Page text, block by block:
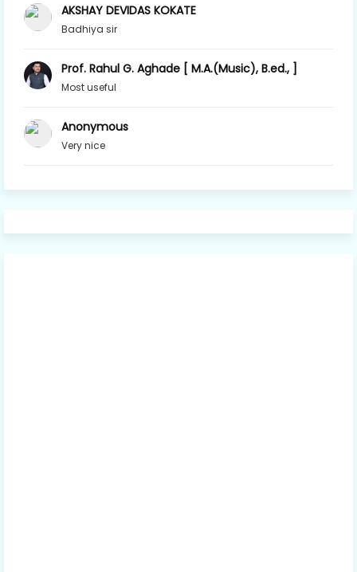
AKSHAY DEVIDAS KOKATE
Badhiya sir
Prof. Rahul G. Aghade [ M.A.(Music), B.ed., ]
Most useful
Anonymous
Very nice